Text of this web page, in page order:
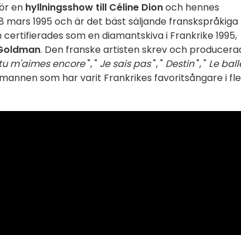
en hyllningsshow till Céline Dionoch hennes
mars 1995 och är det bäst säljande franskspråkiga
som en diamantskiva i Frankrike 1995,
. Den franske artisten skrev och
m'aimes encore", " Je sais pas", " Destin", " Le
som har varit Frankrikes favoritsångare i